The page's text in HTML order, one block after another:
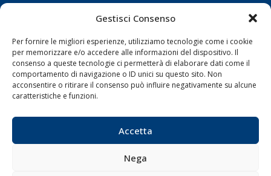
Gestisci Consenso
Per fornire le migliori esperienze, utilizziamo tecnologie come i cookie
per memorizzare e/o accedere alle informazioni del dispositivo. Il
consenso a queste tecnologie ci permetterà di elaborare dati come il
comportamento di navigazione o ID unici su questo sito. Non
acconsentire o ritirare il consenso può influire negativamente su alcune
caratteristiche e funzioni.
Accetta
Nega
Varie
Sostenibilità
Compagnie di Navigazione
Diporto
Chi siamo
Contatti